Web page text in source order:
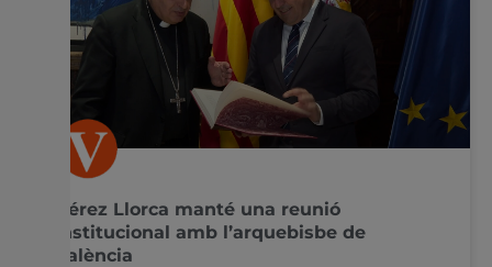
Pérez Llorca manté una reunió
institucional amb l’arquebisbe de
València